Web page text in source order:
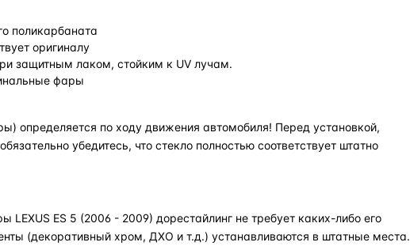
поликарбаната
оригиналу
защитным лаком, стойким к UV лучам.
фары
определяется по ходу движения автомобиля! Перед установкой,
убедитесь, что стекло полностью соответствует штатно
LEXUS ES 5 (2006 - 2009) дорестайлинг не требует каких-либо его
(декоративный хром, ДХО и т.д.) устанавливаются в штатные места.